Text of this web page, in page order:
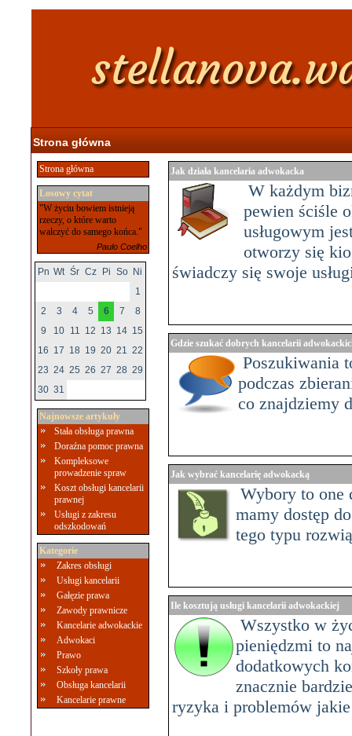
Strona główna
Strona główna
Losowy cytat
"W życiu bowiem istnieją
rzeczy, o które warto
walczyć do samego końca."
Paulo Coelho
Pn Wt Śr Cz Pi So
Ni
1
2
3 4 5 6 7
8
9
10 11 12 13 14 15
16 17 18 19 20 21 22
23 24 25 26 27 28 29
30 31
Najnowsze artykuły
Stała obsługa prawna
Doraźna pomoc prawna
Kompleksowe
prowadzenie spraw
Koszt obsługi kancelarii
prawnej
Usługi z zakresu
odszkodowań
Kategorie
Zakres obsługi
Usługi kancelarii
Gałęzie prawa
Zawody prawnicze
Kancelarie adwokackie
Adwokaci
Prawo
Szkoły prawa
Obsługa kancelarii
Kancelarie prawne
Jak działa kancelaria adwokacka
W każdym
pewien ściśle
usługowym
otworzy się
świadczy się swoje
Gdzie szukać dobrych kancelarii
Poszukiwania
podczas
co znajdziemy
Jak wybrać kancelarię adwokacką
Wybory to one
mamy dostęp
tego typu
Ile kosztują usługi kancelarii adwokackiej
Wszystko w
pieniędzmi to
dodatkowych
znacznie
ryzyka i problemów